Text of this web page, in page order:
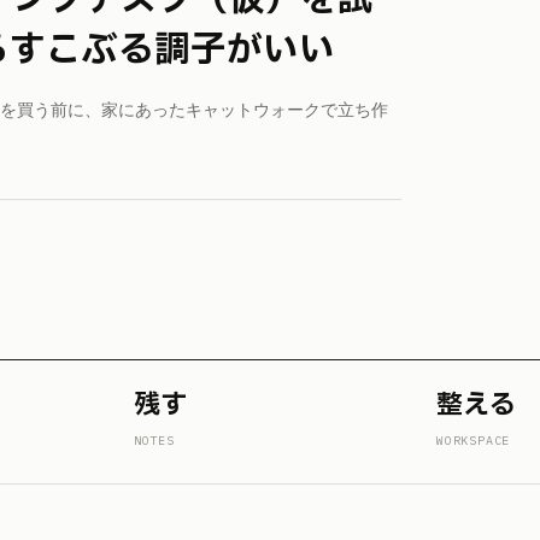
こぶる調子がいい
買う前に、家にあったキャットウォークで立ち作
残す
NOTES
整える
WORKSPACE